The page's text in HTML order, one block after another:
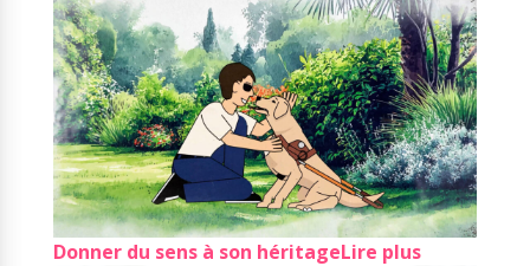
Donner du sens à son héritageLire plus